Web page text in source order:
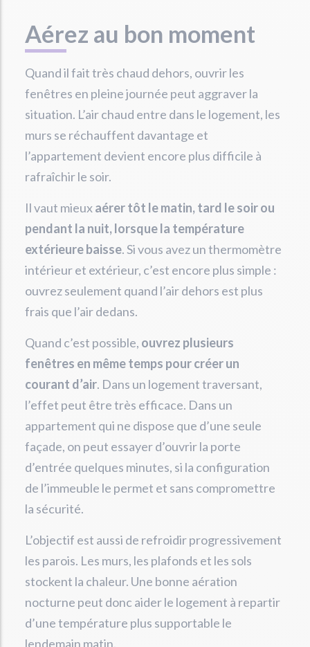
Aérez au bon moment
Quand il fait très chaud dehors, ouvrir les
fenêtres en pleine journée peut aggraver la
situation. L’air chaud entre dans le logement, les
murs se réchauffent davantage et
l’appartement devient encore plus difficile à
rafraîchir le soir.
Il vaut mieuxaérer tôt le matin, tard le soir ou
pendant la nuit, lorsque la température
extérieure baisse. Si vous avez un thermomètre
intérieur et extérieur, c’est encore plus simple :
ouvrez seulement quand l’air dehors est plus
frais que l’air dedans.
Quand c’est possible, ouvrez plusieurs
fenêtres en même temps pour créer un
courant d’air. Dans un logement traversant,
l’effet peut être très efficace. Dans un
appartement qui ne dispose que d’une seule
façade, on peut essayer d’ouvrir la porte
d’entrée quelques minutes, si la configuration
de l’immeuble le permet et sans compromettre
la sécurité.
L’objectif est aussi de refroidir progressivement
les parois. Les murs, les plafonds et les sols
stockent la chaleur. Une bonne aération
nocturne peut donc aider le logement à repartir
d’une température plus supportable le
lendemain matin.